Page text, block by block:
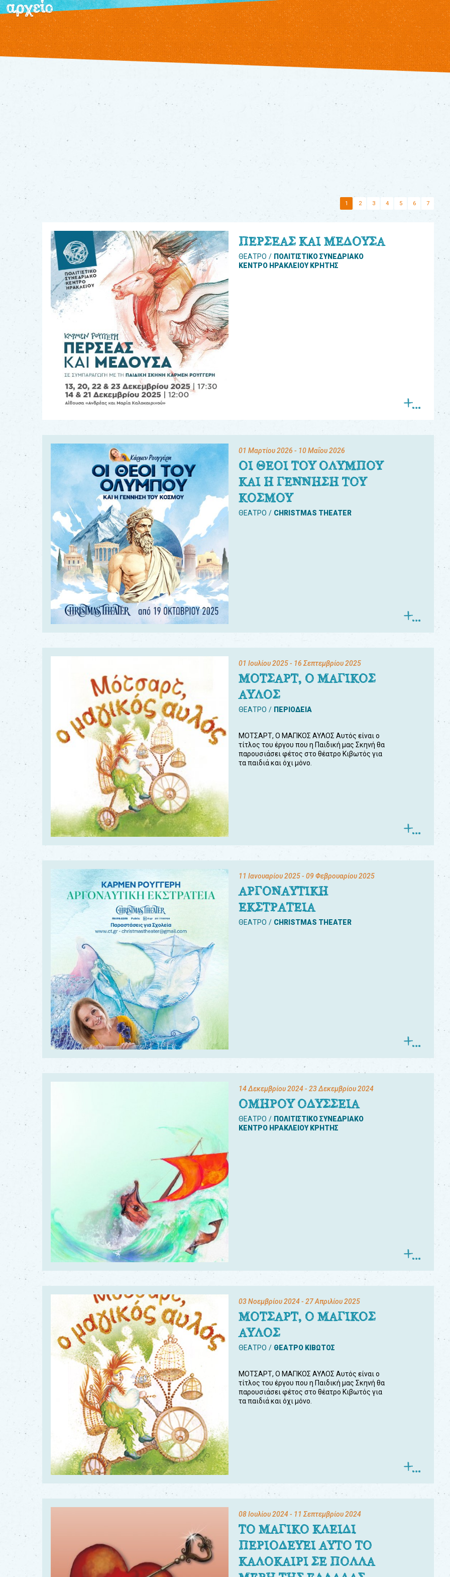
αρχείο
1 2 3 4 5 6 7
ΠΕΡΣΕΑΣ ΚΑΙ ΜΕΔΟΥΣΑ
ΘΕΑΤΡΟ
ΠΟΛΙΤΙΣΤΙΚΟ ΣΥΝΕΔΡΙΑΚΟ
ΚΕΝΤΡΟ ΗΡΑΚΛΕΙΟΥ ΚΡΗΤΗΣ
01 Μαρτίου 2026 - 10 Μαΐου 2026
ΟΙ ΘΕΟΙ ΤΟΥ ΟΛΥΜΠΟΥ
ΚΑΙ Η ΓΕΝΝΗΣΗ ΤΟΥ
ΚΟΣΜΟΥ
ΘΕΑΤΡΟ CHRISTMAS THEATER
01 Ιουλίου 2025- 16 Σεπτεμβρίου 2025
ΜΟΤΣΑΡΤ, Ο ΜΑΓΙΚΟΣ
ΑΥΛΟΣ
ΘΕΑΤΡΟ ΠΕΡΙΟΔΕΙΑ
ΜΟΤΣΑΡΤ, Ο ΜΑΓΙΚΟΣ ΑΥΛΟΣ Αυτός είναι ο
τίτλος του έργου που η Παιδική μας Σκηνή θα
παρουσιάσει φέτος στο θέατρο Κιβωτός για
τα παιδιά και όχι μόνο.
11 Ιανουαρίου 2025- 09 Φεβρουαρίου 2025
ΑΡΓΟΝΑΥΤΙΚΗ
ΕΚΣΤΡΑΤΕΙΑ
ΘΕΑΤΡΟ CHRISTMAS THEATER
14 Δεκεμβρίου 2024- 23 Δεκεμβρίου 2024
ΟΜΗΡΟΥ ΟΔΥΣΣΕΙΑ
ΘΕΑΤΡΟ
ΠΟΛΙΤΙΣΤΙΚΟ ΣΥΝΕΔΡΙΑΚΟ
ΚΕΝΤΡΟ ΗΡΑΚΛΕΙΟΥ ΚΡΗΤΗΣ
03 Νοεμβρίου 2024- 27 Απριλίου 2025
ΜΟΤΣΑΡΤ, Ο ΜΑΓΙΚΟΣ
ΑΥΛΟΣ
ΘΕΑΤΡΟ ΘΕΑΤΡΟ ΚΙΒΩΤΟΣ
ΜΟΤΣΑΡΤ, Ο ΜΑΓΙΚΟΣ ΑΥΛΟΣ Αυτός είναι ο
τίτλος του έργου που η Παιδική μας Σκηνή θα
παρουσιάσει φέτος στο θέατρο Κιβωτός για
τα παιδιά και όχι μόνο.
08 Ιουλίου 2024- 11 Σεπτεμβρίου 2024
ΤΟ ΜΑΓΙΚΟ ΚΛΕΙΔΙ
ΠΕΡΙΟΔΕΥΕΙ ΑΥΤΟ ΤΟ
ΚΑΛΟΚΑΙΡΙ ΣΕ ΠΟΛΛΑ